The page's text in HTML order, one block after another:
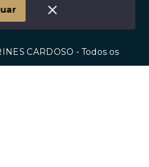
CARDOSO - Todos os